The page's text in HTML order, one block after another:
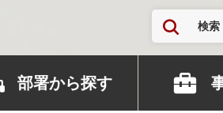
検索
部署から探す